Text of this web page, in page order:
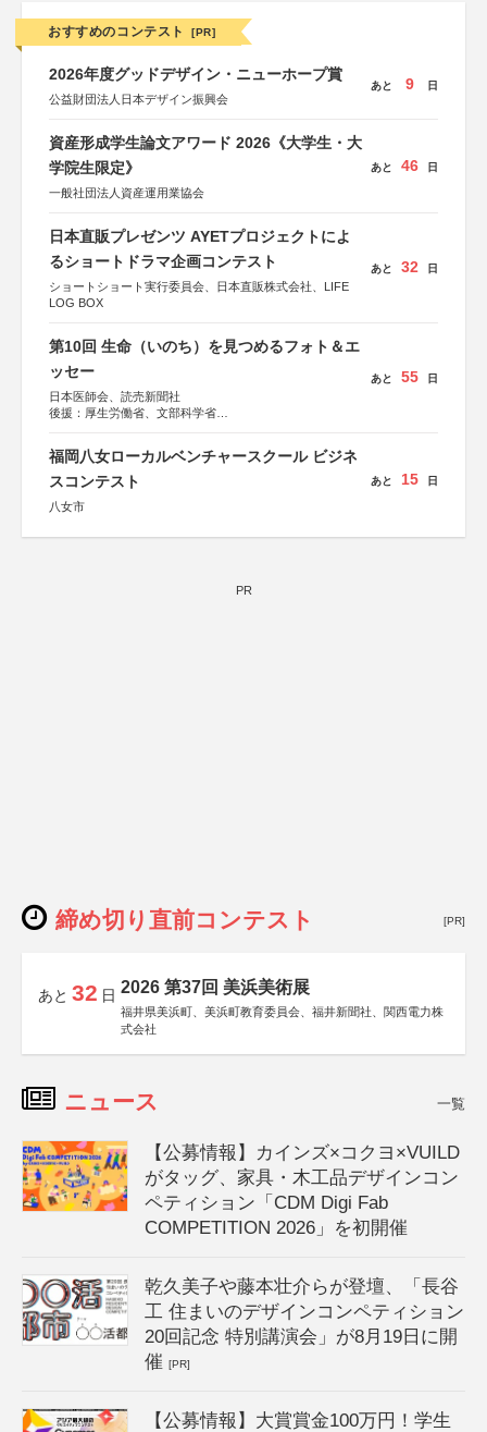
おすすめのコンテスト [PR]
2026年度グッドデザイン・ニューホープ賞
公益財団法人日本デザイン振興会
あと 9 日
資産形成学生論文アワード 2026《大学生・大
学院生限定》
一般社団法人資産運用業協会
あと 46 日
日本直販プレゼンツ AYETプロジェクトによ
るショートドラマ企画コンテスト
ショートショート実行委員会、日本直販株式会社、LIFE
LOG BOX
あと 32 日
第10回 生命（いのち）を見つめるフォト＆エ
ッセー
日本医師会、読売新聞社
後援：厚生労働省、文部科学省
あと 55 日
福岡八女ローカルベンチャースクール ビジネ
スコンテスト
八女市
あと 15 日
PR
締め切り直前コンテスト [PR]
あと 32 日 2026 第37回 美浜美術展
福井県美浜町、美浜町教育委員会、福井新聞社、関西電力株
式会社
ニュース 一覧
【公募情報】カインズ×コクヨ×VUILD
がタッグ、家具・木工品デザインコン
ペティション「CDM Digi Fab
COMPETITION 2026」を初開催
乾久美子や藤本壮介らが登壇、「長谷
工 住まいのデザインコンペティション
20回記念 特別講演会」が8月19日に開
催[PR]
【公募情報】大賞賞金100万円！学生